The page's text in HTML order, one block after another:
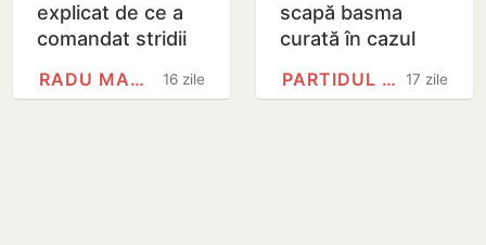
explicat de ce a
comandat stridii
lei, în timpul
16 zile
RADU MARIAN
scapă basma
curată în cazul
Procuratura
17 zile
PARTIDUL ACȚIUNE ȘI…